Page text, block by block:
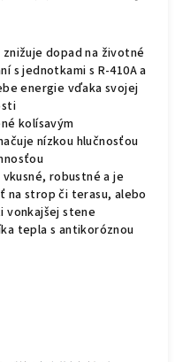
dopad na životné
s jednotkami s R-410A a
energie vďaka svojej
kolísavým
nízkou hlučnosťou
robustné a je
na strop či terasu, alebo
vonkajšej stene
tepla s antikoróznou